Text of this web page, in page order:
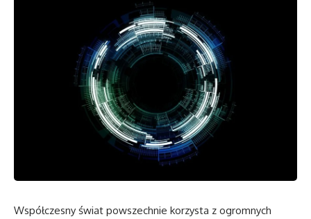
Współczesny świat powszechnie korzysta z ogromnych